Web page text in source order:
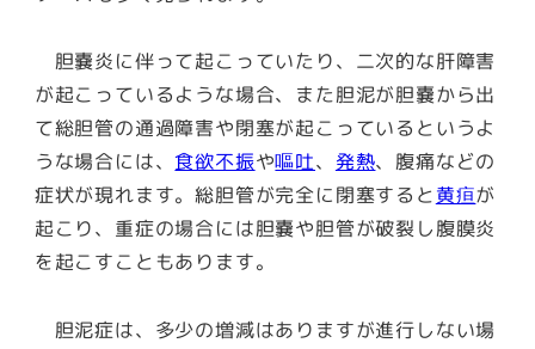
胆嚢炎に伴って起こっていたり、二次的な肝障害
が起こっているような場合、また胆泥が胆嚢から出
て総胆管の通過障害や閉塞が起こっているというよ
うな場合には、食欲不振や嘔吐、 発熱、腹痛などの
症状が現れます。総胆管が完全に閉塞すると黄疸が
起こり、重症の場合には胆嚢や胆管が破裂し腹膜炎
を起こすこともあります。
胆泥症は、多少の増減はありますが進行しない場